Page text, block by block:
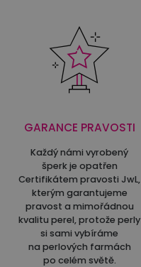
GARANCE PRAVOSTI
Každý námi vyrobený
šperk je opatřen
Certifikátem pravosti JwL,
kterým garantujeme
pravost a mimořádnou
kvalitu perel, protože perly
si sami vybíráme
na perlových farmách
po celém světě.